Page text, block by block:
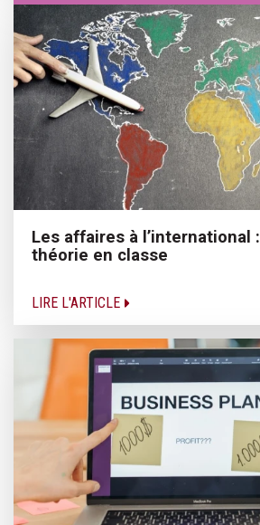
Les affaires à l’international
théorie en classe
LIRE L'ARTICLE